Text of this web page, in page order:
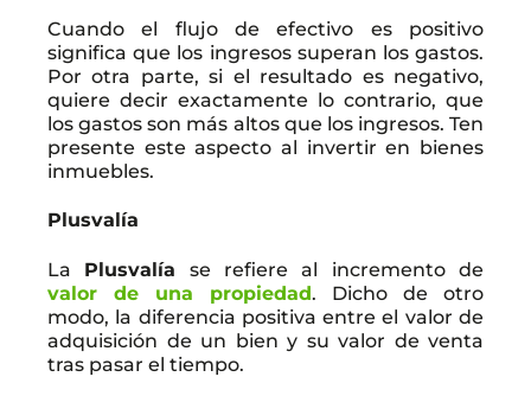
Cuando el flujo de efectivo es positivo
significa que los ingresos superan los gastos.
Por otra parte, si el resultado es negativo,
quiere decir exactamente lo contrario, que
los gastos son más altos que los ingresos. Ten
presente este aspecto al invertir en bienes
inmuebles.
Plusvalía
La Plusvalía se refiere al incremento de
valor de una propiedad. Dicho de otro
modo, la diferencia positiva entre el valor de
adquisición de un bien y su valor de venta
tras pasar el tiempo.